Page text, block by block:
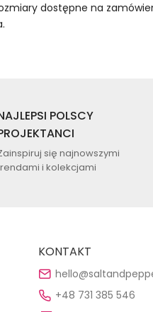
dostępne na
POLSCY
się najnowszymi
i kolekcjami
KONTAKT
+48 731 385 546